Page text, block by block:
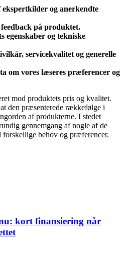
og anerkendte
på produktet.
egenskaber og tekniske
servicekvalitet og generelle
om vores læseres præferencer og
mod produktets pris og kvalitet.
den præsenterede rækkefølge i
af produkterne. I stedet
gennemgang af nogle af de
forskellige behov og præferencer.
kort finansiering når